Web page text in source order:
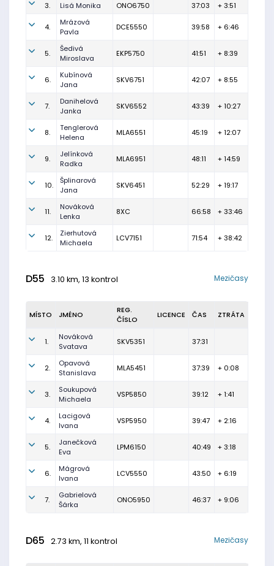
3. Lisá Monika ONO6750 37:03 + 3:51
4.
Mrázová
Pavla
DCE5550 39:58 + 6:46
5.
Šedivá
Miroslava
EKP5750 41:51 + 8:39
6.
Kubínová
Jana
SKV6751 42:07 + 8:55
7.
Danihelová
Janka
SKV6552 43:39 + 10:27
8.
Tenglerová
Helena
MLA6551 45:19 + 12:07
9.
Jelínková
Radka
MLA6951 48:11 + 14:59
10.
Šplinarová
Jana
SKV6451 52:29 + 19:17
11.
Nováková
Lenka
8XC 66:58 + 33:46
12.
Zierhutová
Michaela
LCV7151 71:54 + 38:42
D55 3.10 km, 13 kontrol Mezičasy
MÍSTO JMÉNO
REG.
ČÍSLO
LICENCE ČAS ZTRÁTA
1.
Nováková
Svatava
SKV5351 37:31
2.
Opavová
Stanislava
MLA5451 37:39 + 0:08
3.
Soukupová
Michaela
VSP5850 39:12 + 1:41
4.
Lacigová
Ivana
VSP5950 39:47 + 2:16
5.
Janečková
Eva
LPM6150 40:49 + 3:18
6.
Mágrová
Ivana
LCV5550 43:50 + 6:19
7.
Gabrielová
Šárka
ONO5950 46:37 + 9:06
D65 2.73 km, 11 kontrol Mezičasy